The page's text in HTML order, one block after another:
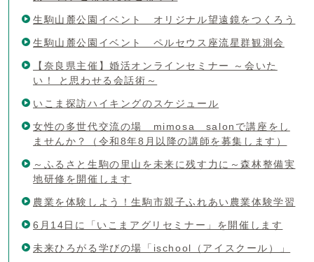
生駒山麓公園イベント オリジナル望遠鏡をつくろう
生駒山麓公園イベント ペルセウス座流星群観測会
【奈良県主催】婚活オンラインセミナー ～会いた
い！ と思わせる会話術～
いこま探訪ハイキングのスケジュール
女性の多世代交流の場 mimosa salonで講座をし
ませんか？（令和8年8月以降の講師を募集します）
～ふるさと生駒の里山を未来に残す力に～森林整備実
地研修を開催します
農業を体験しよう！生駒市親子ふれあい農業体験学習
6月14日に「いこまアグリセミナー」を開催します
未来ひろがる学びの場「ischool（アイスクール）」